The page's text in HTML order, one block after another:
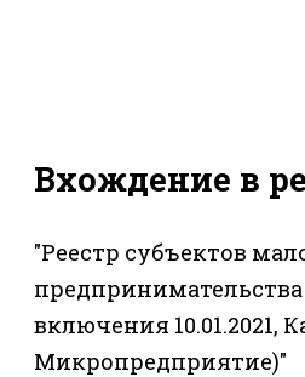
Вхождение в
"Реестр субъектов
предпринимательства
включения 10.01.2021,
Микропредприятие)"